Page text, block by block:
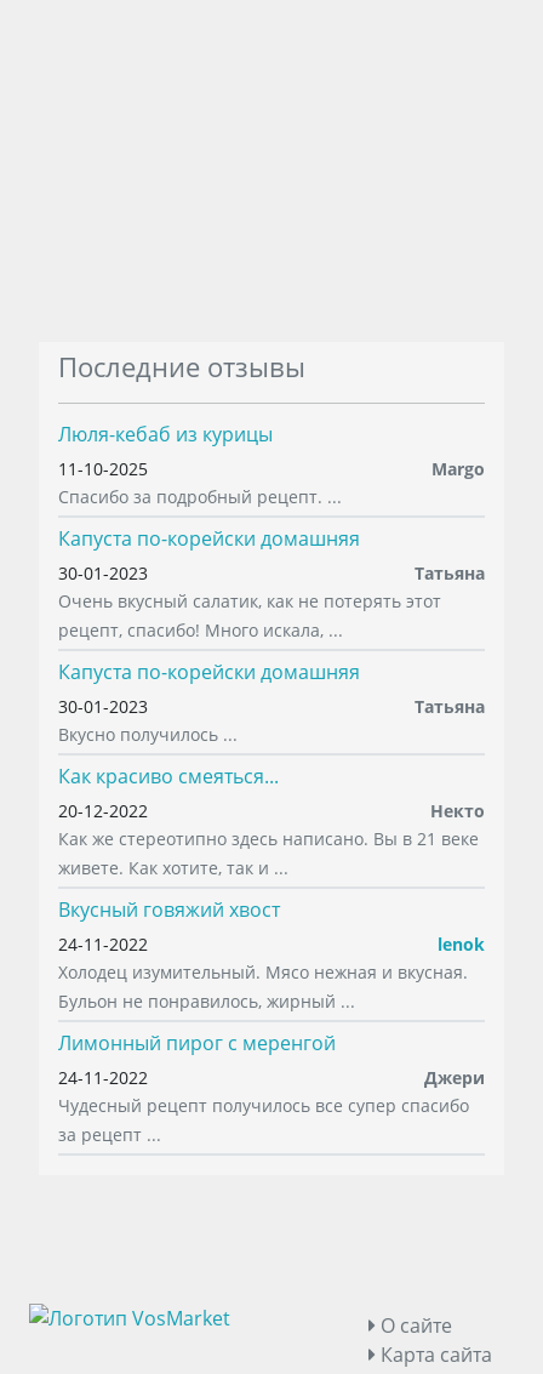
Последние отзывы
Люля-кебаб из курицы
11-10-2025
Margo
Спасибо за подробный рецепт. ...
Капуста по-корейски домашняя
30-01-2023
Татьяна
Очень вкусный салатик, как не потерять этот
рецепт, спасибо! Много искала, ...
Капуста по-корейски домашняя
30-01-2023
Татьяна
Вкусно получилось ...
Как красиво смеяться...
20-12-2022
Некто
Как же стереотипно здесь написано. Вы в 21 веке
живете. Как хотите, так и ...
Вкусный говяжий хвост
24-11-2022
lenok
Холодец изумительный. Мясо нежная и вкусная.
Бульон не понравилось, жирный ...
Лимонный пирог с меренгой
24-11-2022
Джери
Чудесный рецепт получилось все супер спасибо
за рецепт ...
О сайте
Карта сайта